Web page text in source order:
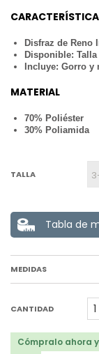
Disfraz de Reno
Disponible: Talla
Incluye: Gorro y
MATERIAL
70% Poliéster
30% Poliamida
TALLA
Tabla de
MEDIDAS
CANTIDAD
Cómpralo ahora